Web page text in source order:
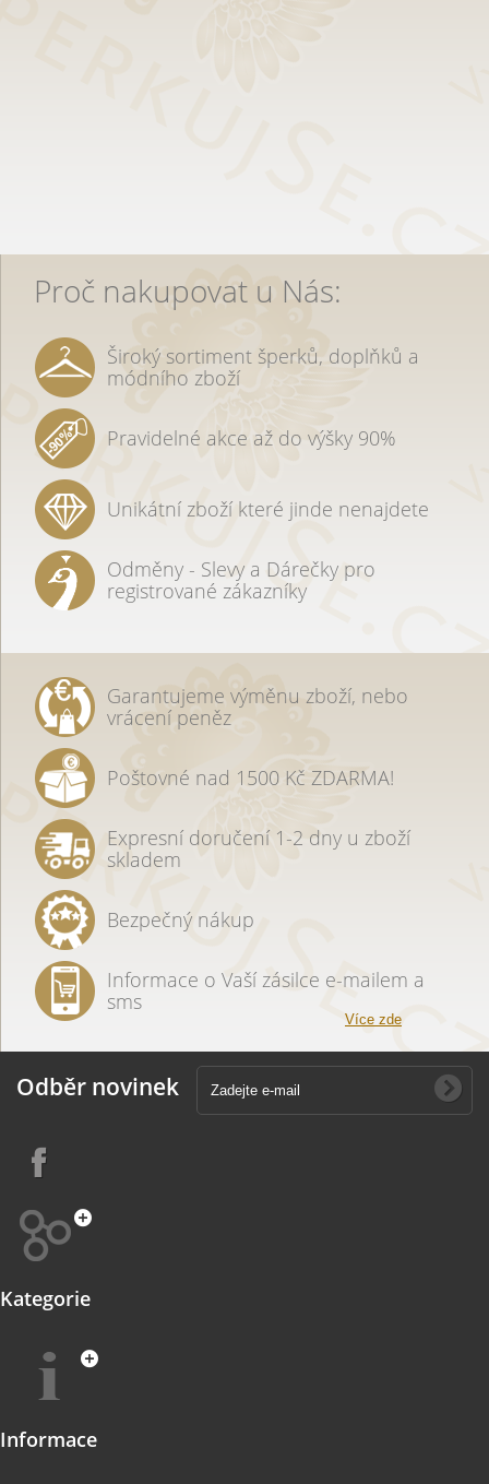
Proč nakupovat u Nás:
Široký sortiment šperků, doplňků a
módního zboží
Pravidelné akce až do výšky 90%
Unikátní zboží které jinde nenajdete
Odměny - Slevy a Dárečky pro
registrované zákazníky
Garantujeme výměnu zboží, nebo
vrácení peněz
Poštovné nad 1500 Kč ZDARMA!
Expresní doručení 1-2 dny u zboží
skladem
Bezpečný nákup
Informace o Vaší zásilce e-mailem a
sms
Více zde
Odběr novinek
Kategorie
Informace